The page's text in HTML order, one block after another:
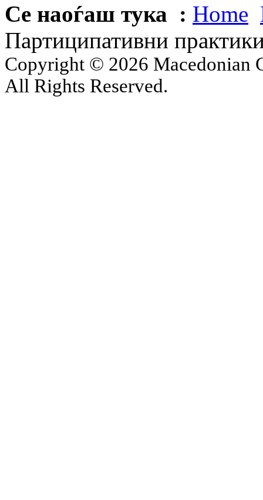
Се наоѓаш тука : Home
Партиципативни
Copyright © 2026 Macedonian
All Rights Reserved.